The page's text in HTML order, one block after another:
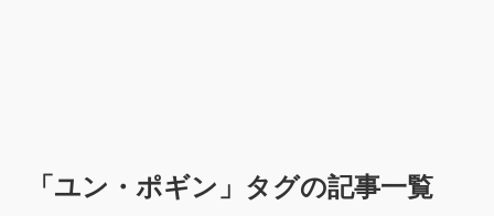
「ユン・ポギン 」タグの記事一覧